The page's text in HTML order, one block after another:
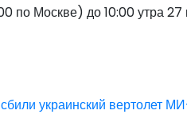
по Москве) до 10:00 утра
украинский вертолет